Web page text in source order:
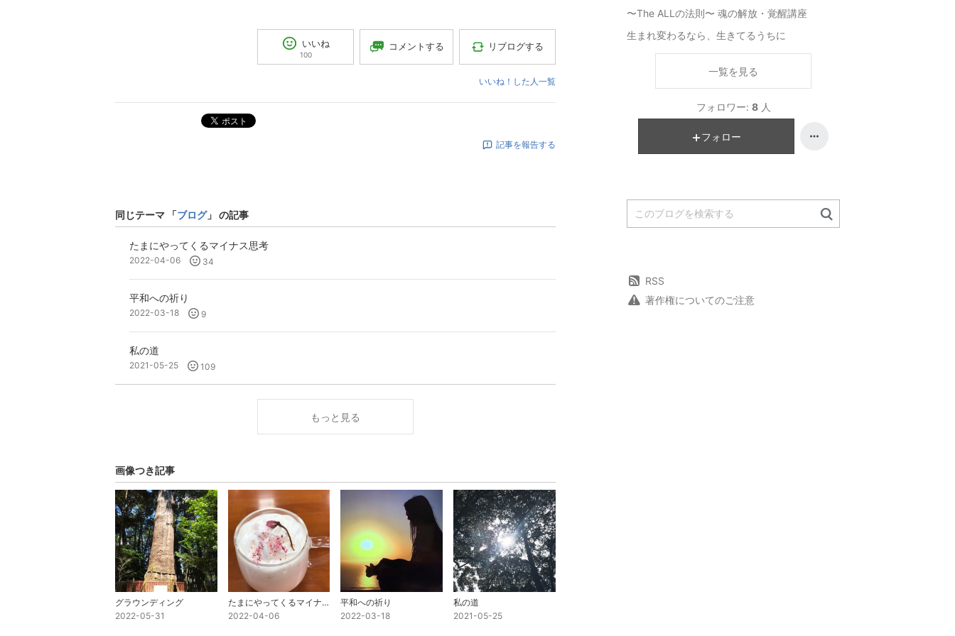
いいね
100
コメントする リブログする
いいね！した人一覧
ポスト
記事を報告する
同じテーマ 「ブログ」 の記事
たまにやってくるマイナス思考
2022-04-06 34
平和への祈り
2022-03-18 9
私の道
2021-05-25 109
もっと見る
画像つき記事
グラウンディング
2022-05-31
たまにやってくるマイナス思考
2022-04-06
平和への祈り
2022-03-18
私の道
2021-05-25
〜The ALLの法則〜 魂の解放・覚醒講座
生まれ変わるなら、生きてるうちに
一覧を見る
フォロワー: 8 人
フォロー
RSS
著作権についてのご注意